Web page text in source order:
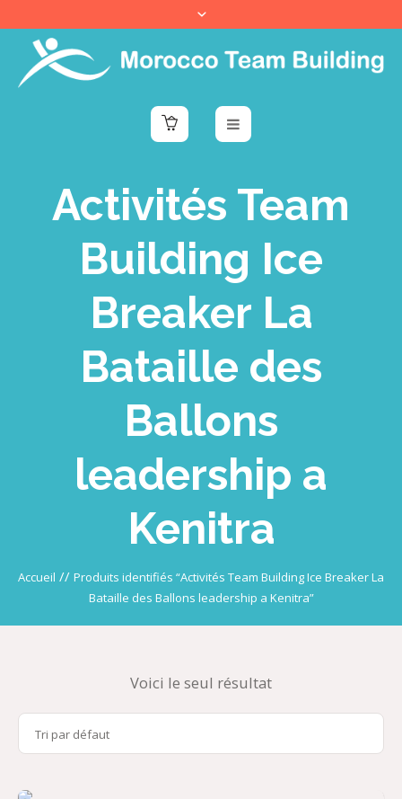
Activités Team
Building Ice
Breaker La
Bataille des
Ballons
leadership a
Kenitra
Accueil // Produits identifiés “Activités Team Building Ice Breaker La
Bataille des Ballons leadership a Kenitra”
Voici le seul résultat